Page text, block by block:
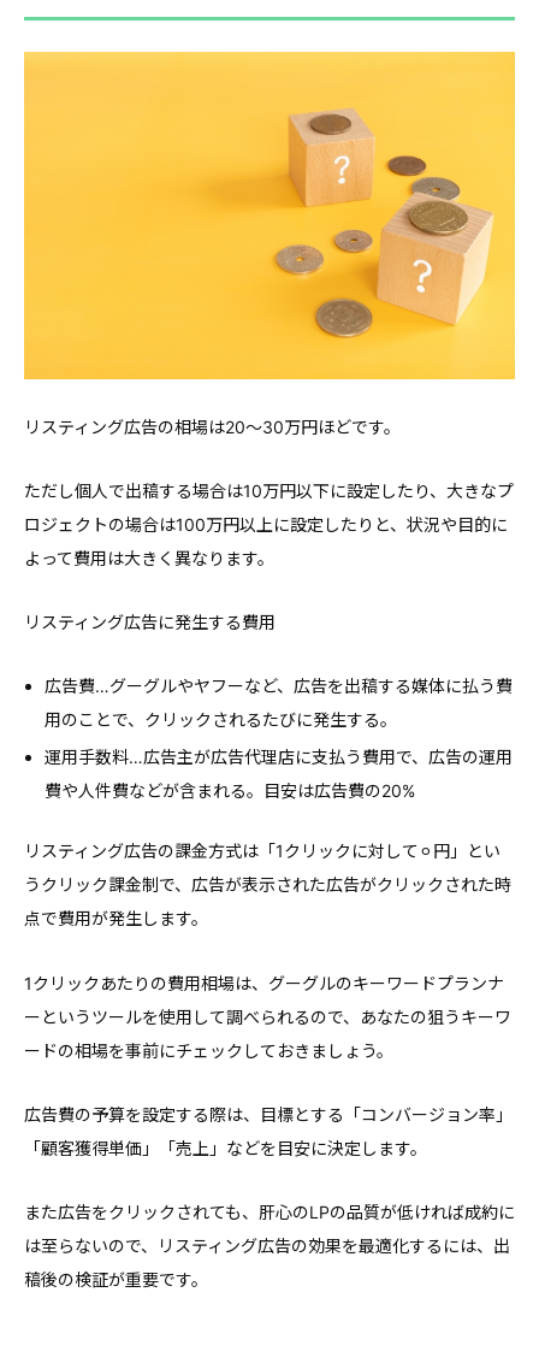
リスティング広告の相場は20〜30万円ほどです。
ただし個人で出稿する場合は10万円以下に設定したり、大きなプ
ロジェクトの場合は100万円以上に設定したりと、状況や目的に
よって費用は大きく異なります。
リスティング広告に発生する費用
広告費…グーグルやヤフーなど、広告を出稿する媒体に払う費
用のことで、クリックされるたびに発生する。
運用手数料…広告主が広告代理店に支払う費用で、広告の運用
費や人件費などが含まれる。目安は広告費の20%
リスティング広告の課金方式は「1クリックに対して⚪︎円」とい
うクリック課金制で、広告が表示された広告がクリックされた時
点で費用が発生します。
1クリックあたりの費用相場は、グーグルのキーワードプランナ
ーというツールを使用して調べられるので、あなたの狙うキーワ
ードの相場を事前にチェックしておきましょう。
広告費の予算を設定する際は、目標とする「コンバージョン率」
「顧客獲得単価」「売上」などを目安に決定します。
また広告をクリックされても、肝心のLPの品質が低ければ成約に
は至らないので、リスティング広告の効果を最適化するには、出
稿後の検証が重要です。